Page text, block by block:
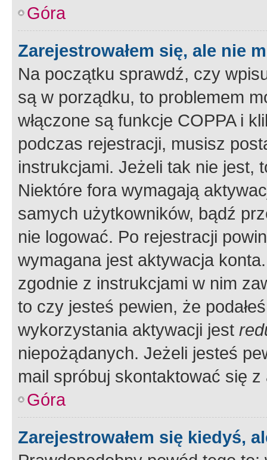
Góra
Zarejestrowałem się, ale nie
Na początku sprawdź, czy
są w porządku, to problemem
włączone są funkcje COPPA i
podczas rejestracji, musisz
instrukcjami. Jeżeli tak nie jest,
Niektóre fora wymagają
samych użytkowników, bądź
nie logować. Po rejestracji
wymagana jest aktywacja
zgodnie z instrukcjami w nim
to czy jesteś pewien, że
wykorzystania aktywacji jest
niepożądanych. Jeżeli jesteś
mail spróbuj skontaktować się
Góra
Zarejestrowałem się kiedyś,